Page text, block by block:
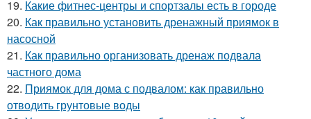
19. Какие фитнес-центры и спортзалы есть в городе
20. Как правильно установить дренажный приямок в
насосной
21. Как правильно организовать дренаж подвала
частного дома
22. Приямок для дома с подвалом: как правильно
отводить грунтовые воды